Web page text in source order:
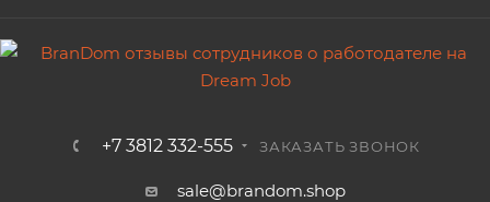
+7 3812 332-555 ЗАКАЗАТЬ ЗВОНОК
sale@brandom.shop